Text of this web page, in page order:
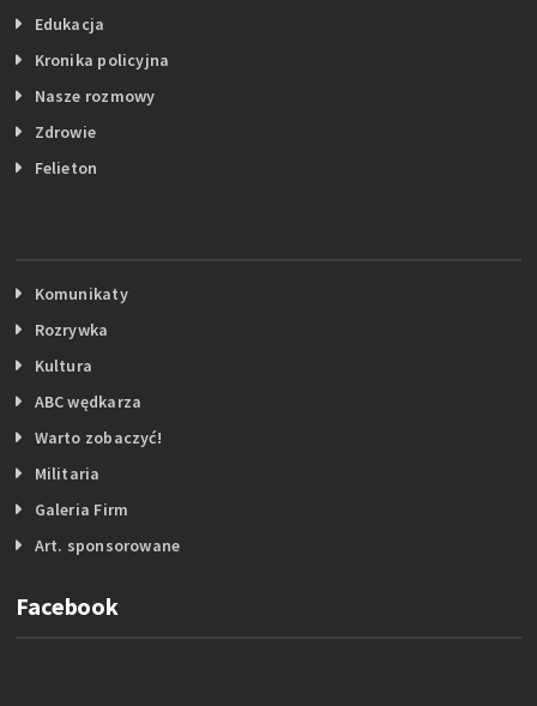
Edukacja
Kronika policyjna
Nasze rozmowy
Zdrowie
Felieton
Komunikaty
Rozrywka
Kultura
ABC wędkarza
Warto zobaczyć!
Militaria
Galeria Firm
Art. sponsorowane
Facebook